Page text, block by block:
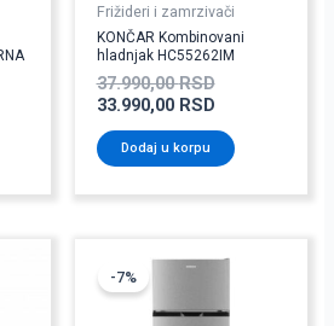
Frižideri i zamrzivači
KONČAR Kombinovani
hladnjak HC55262IM
37.990,00RSD
33.990,00 RSD
Dodaj u korpu
-7%
bila:
26.990,00